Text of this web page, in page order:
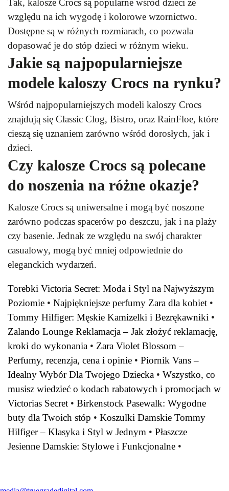
Tak, kalosze Crocs są popularne wśród dzieci ze
względu na ich wygodę i kolorowe wzornictwo.
Dostępne są w różnych rozmiarach, co pozwala
dopasować je do stóp dzieci w różnym wieku.
Jakie są najpopularniejsze
modele kaloszy Crocs na rynku?
Wśród najpopularniejszych modeli kaloszy Crocs
znajdują się Classic Clog, Bistro, oraz RainFloe, które
cieszą się uznaniem zarówno wśród dorosłych, jak i
dzieci.
Czy kalosze Crocs są polecane
do noszenia na różne okazje?
Kalosze Crocs są uniwersalne i mogą być noszone
zarówno podczas spacerów po deszczu, jak i na plaży
czy basenie. Jednak ze względu na swój charakter
casualowy, mogą być mniej odpowiednie do
eleganckich wydarzeń.
Torebki Victoria Secret: Moda i Styl na Najwyższym
Poziomie • Najpiękniejsze perfumy Zara dla kobiet •
Tommy Hilfiger: Męskie Kamizelki i Bezrękawniki •
Zalando Lounge Reklamacja – Jak złożyć reklamację,
kroki do wykonania • Zara Violet Blossom –
Perfumy, recenzja, cena i opinie • Piornik Vans –
Idealny Wybór Dla Twojego Dziecka • Wszystko, co
musisz wiedzieć o kodach rabatowych i promocjach w
Victorias Secret • Birkenstock Pasewalk: Wygodne
buty dla Twoich stóp • Koszulki Damskie Tommy
Hilfiger – Klasyka i Styl w Jednym • Płaszcze
Jesienne Damskie: Stylowe i Funkcjonalne •